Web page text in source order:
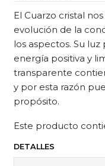
El Cuarzo cristal
evolución de la
los aspectos. Su
energía positiva y
transparente
y por esta razón
propósito.
Este producto
DETALLES